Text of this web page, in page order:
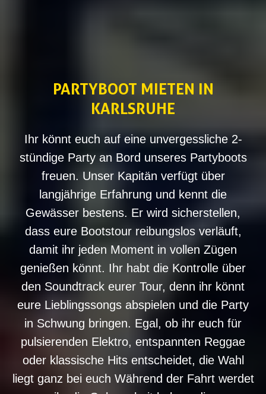
PARTYBOOT MIETEN IN
KARLSRUHE
Ihr könnt euch auf eine unvergessliche 2-
stündige Party an Bord unseres Partyboots
freuen. Unser Kapitän verfügt über
langjährige Erfahrung und kennt die
Gewässer bestens. Er wird sicherstellen,
dass eure Bootstour reibungslos verläuft,
damit ihr jeden Moment in vollen Zügen
genießen könnt. Ihr habt die Kontrolle über
den Soundtrack eurer Tour, denn ihr könnt
eure Lieblingssongs abspielen und die Party
in Schwung bringen. Egal, ob ihr euch für
pulsierenden Elektro, entspannten Reggae
oder klassische Hits entscheidet, die Wahl
liegt ganz bei euch Während der Fahrt werdet